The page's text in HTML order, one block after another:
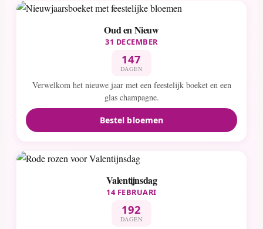
Oud en Nieuw
31 DECEMBER
147
DAGEN
Verwelkom het nieuwe jaar met een feestelijk boeket en een
glas champagne.
Bestel bloemen
Valentijnsdag
14 FEBRUARI
192
DAGEN